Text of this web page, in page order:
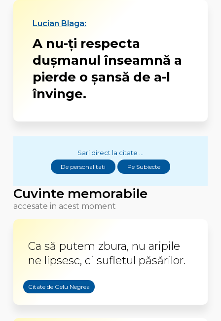
Lucian Blaga:
A nu-ţi respecta
duşmanul înseamnă a
pierde o şansă de a-l
învinge.
Sari direct la citate ...
De personalitati Pe Subiecte
Cuvinte memorabile
accesate in acest moment
Ca să putem zbura, nu aripile
ne lipsesc, ci sufletul păsărilor.
Citate de Gelu Negrea